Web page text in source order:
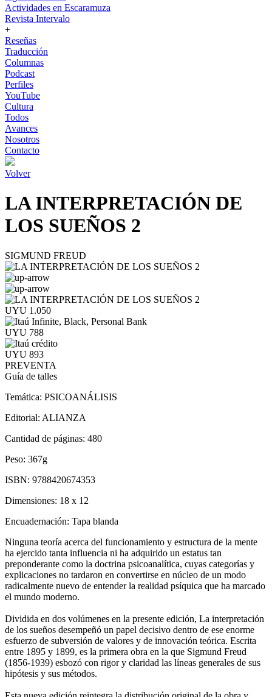
Actividades en Escaramuza
Revista Intervalo
+
Reseñas
Traducción
Columnas
Podcast
Perfiles
YouTube
Cultura
Todos
Avances
Nosotros
Contacto
Volver
LA INTERPRETACIÓN DE
LOS SUEÑOS 2
SIGMUND FREUD
UYU 1.050
UYU 788
UYU 893
PREVENTA
Guía de talles
Temática: PSICOANÁLISIS
Editorial: ALIANZA
Cantidad de páginas: 480
Peso: 367g
ISBN: 9788420674353
Dimensiones: 18 x 12
Encuadernación: Tapa blanda
Ninguna teoría acerca del funcionamiento y estructura de la mente
ha ejercido tanta influencia ni ha adquirido un estatus tan
preponderante como la doctrina psicoanalítica, cuyas categorías y
explicaciones no tardaron en convertirse en núcleo de un modo
radicalmente nuevo de entender la realidad psíquica que ha marcado
el mundo moderno.
Dividida en dos volúmenes en la presente edición, La interpretación
de los sueños desempeñó un papel decisivo dentro de ese enorme
esfuerzo de subversión de valores y de innovación teórica. Escrita
entre 1895 y 1899, es la primera obra en la que Sigmund Freud
(1856-1939) esbozó con rigor y claridad las líneas generales de sus
hipótesis y sus métodos.